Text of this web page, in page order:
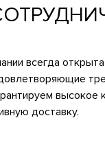
всегда
высокое
доставку.